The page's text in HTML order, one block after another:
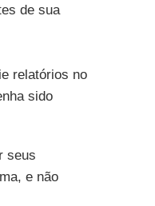
de sua
relatórios no
sido
seus
e não